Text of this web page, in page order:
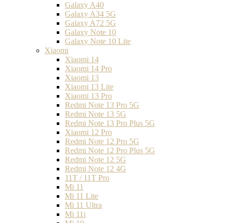
Galaxy A40
Galaxy A34 5G
Galaxy A72 5G
Galaxy Note 10
Galaxy Note 10 Lite
Xiaomi
Xiaomi 14
Xiaomi 14 Pro
Xiaomi 13
Xiaomi 13 Lite
Xiaomi 13 Pro
Redmi Note 13 Pro 5G
Redmi Note 13 5G
Redmi Note 13 Pro Plus 5G
Xiaomi 12 Pro
Redmi Note 12 Pro 5G
Redmi Note 12 Pro Plus 5G
Redmi Note 12 5G
Redmi Note 12 4G
11T / 11T Pro
Mi 11
Mi 11 Lite
Mi 11 Ultra
Mi 11i